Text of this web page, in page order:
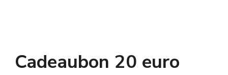
Cadeaubon 20 euro